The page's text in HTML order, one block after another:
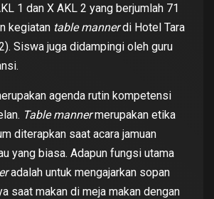
1 dan X AKL 2 yang berjumlah 71
kegiatan table mannerdi Hotel Tara
Siswa juga didampingi oleh guru
agenda rutin kompetensi
Table mannermerupakan etika
diterapkan saat acara jamuan
yang biasa. Adapun fungsi utama
adalah untuk mengajarkan sopan
saat makan di meja makan dengan